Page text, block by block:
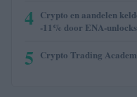
4 Crypto en aandelen
-11% door ENA-unlocks
5 Crypto Trading